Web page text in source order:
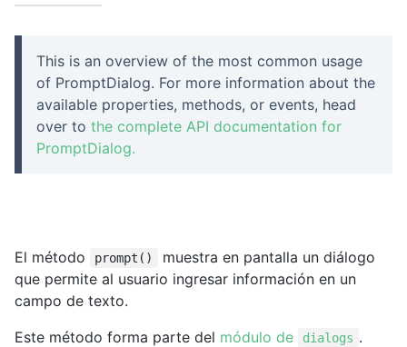
This is an overview of the most common usage
of PromptDialog. For more information about the
available properties, methods, or events, head
over to the complete API documentation for
PromptDialog.
El método prompt()
muestra en pantalla un diálogo
que permite al usuario ingresar información en un
campo de texto.
Este método forma parte del módulo de dialogs .